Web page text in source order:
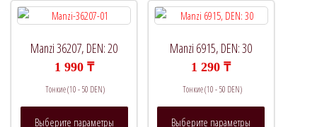
Опции
можно
Опции
можно
Manzi 36207, DEN: 20
1 990 ₸
Тонкие (10 - 50 DEN)
Выберите параметры
Этот
Manzi 6915, DEN: 30
1 290₸
Тонкие (10 - 50 DEN)
Выберите параметры